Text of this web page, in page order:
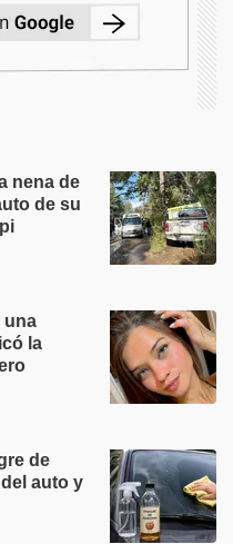
nena de
de su
una
la
de
auto y